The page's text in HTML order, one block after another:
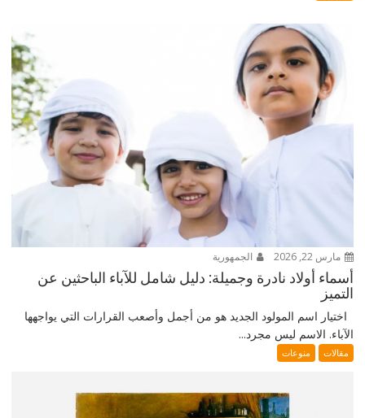
مارس 22, 2026 الجمهورية
أسماء أولاد نادرة وجميلة: دليل شامل للآباء الباحثين عن
التميز
اختيار اسم المولود الجديد هو من أجمل وأصعب القرارات التي يواجهها
الآباء. الاسم ليس مجرد...
مقالات منوعات